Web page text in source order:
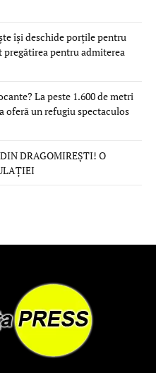
își deschide porțile pentru
pentru admiterea
La peste 1.600 de metri
un refugiu spectaculos
DRAGOMIREȘTI! O